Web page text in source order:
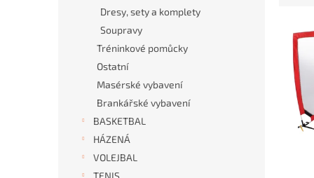
Dresy, sety a komplety
Soupravy
Tréninkové pomůcky
Ostatní
Masérské vybavení
Brankářské vybavení
BASKETBAL
HÁZENÁ
VOLEJBAL
TENIS